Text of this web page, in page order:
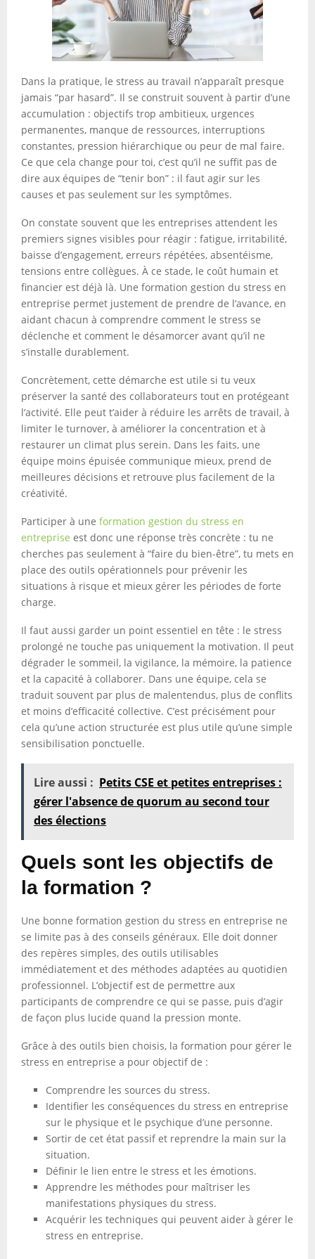
Dans la pratique, le stress au travail n’apparaît presque
jamais “par hasard”. Il se construit souvent à partir d’une
accumulation : objectifs trop ambitieux, urgences
permanentes, manque de ressources, interruptions
constantes, pression hiérarchique ou peur de mal faire.
Ce que cela change pour toi, c’est qu’il ne suffit pas de
dire aux équipes de “tenir bon” : il faut agir sur les
causes et pas seulement sur les symptômes.
On constate souvent que les entreprises attendent les
premiers signes visibles pour réagir : fatigue, irritabilité,
baisse d’engagement, erreurs répétées, absentéisme,
tensions entre collègues. À ce stade, le coût humain et
financier est déjà là. Une formation gestion du stress en
entreprise permet justement de prendre de l’avance, en
aidant chacun à comprendre comment le stress se
déclenche et comment le désamorcer avant qu’il ne
s’installe durablement.
Concrètement, cette démarche est utile si tu veux
préserver la santé des collaborateurs tout en protégeant
l’activité. Elle peut t’aider à réduire les arrêts de travail, à
limiter le turnover, à améliorer la concentration et à
restaurer un climat plus serein. Dans les faits, une
équipe moins épuisée communique mieux, prend de
meilleures décisions et retrouve plus facilement de la
créativité.
Participer à une formation gestion du stress en
entreprise est donc une réponse très concrète : tu ne
cherches pas seulement à “faire du bien-être”, tu mets en
place des outils opérationnels pour prévenir les
situations à risque et mieux gérer les périodes de forte
charge.
Il faut aussi garder un point essentiel en tête : le stress
prolongé ne touche pas uniquement la motivation. Il peut
dégrader le sommeil, la vigilance, la mémoire, la patience
et la capacité à collaborer. Dans une équipe, cela se
traduit souvent par plus de malentendus, plus de conflits
et moins d’efficacité collective. C’est précisément pour
cela qu’une action structurée est plus utile qu’une simple
sensibilisation ponctuelle.
Lire aussi : Petits CSE et petites entreprises :
gérer l'absence de quorum au second tour
des élections
Quels sont les objectifs de
la formation ?
Une bonne formation gestion du stress en entreprise ne
se limite pas à des conseils généraux. Elle doit donner
des repères simples, des outils utilisables
immédiatement et des méthodes adaptées au quotidien
professionnel. L’objectif est de permettre aux
participants de comprendre ce qui se passe, puis d’agir
de façon plus lucide quand la pression monte.
Grâce à des outils bien choisis, la formation pour gérer le
stress en entreprise a pour objectif de :
Comprendre les sources du stress.
Identifier les conséquences du stress en entreprise
sur le physique et le psychique d’une personne.
Sortir de cet état passif et reprendre la main sur la
situation.
Définir le lien entre le stress et les émotions.
Apprendre les méthodes pour maîtriser les
manifestations physiques du stress.
Acquérir les techniques qui peuvent aider à gérer le
stress en entreprise.